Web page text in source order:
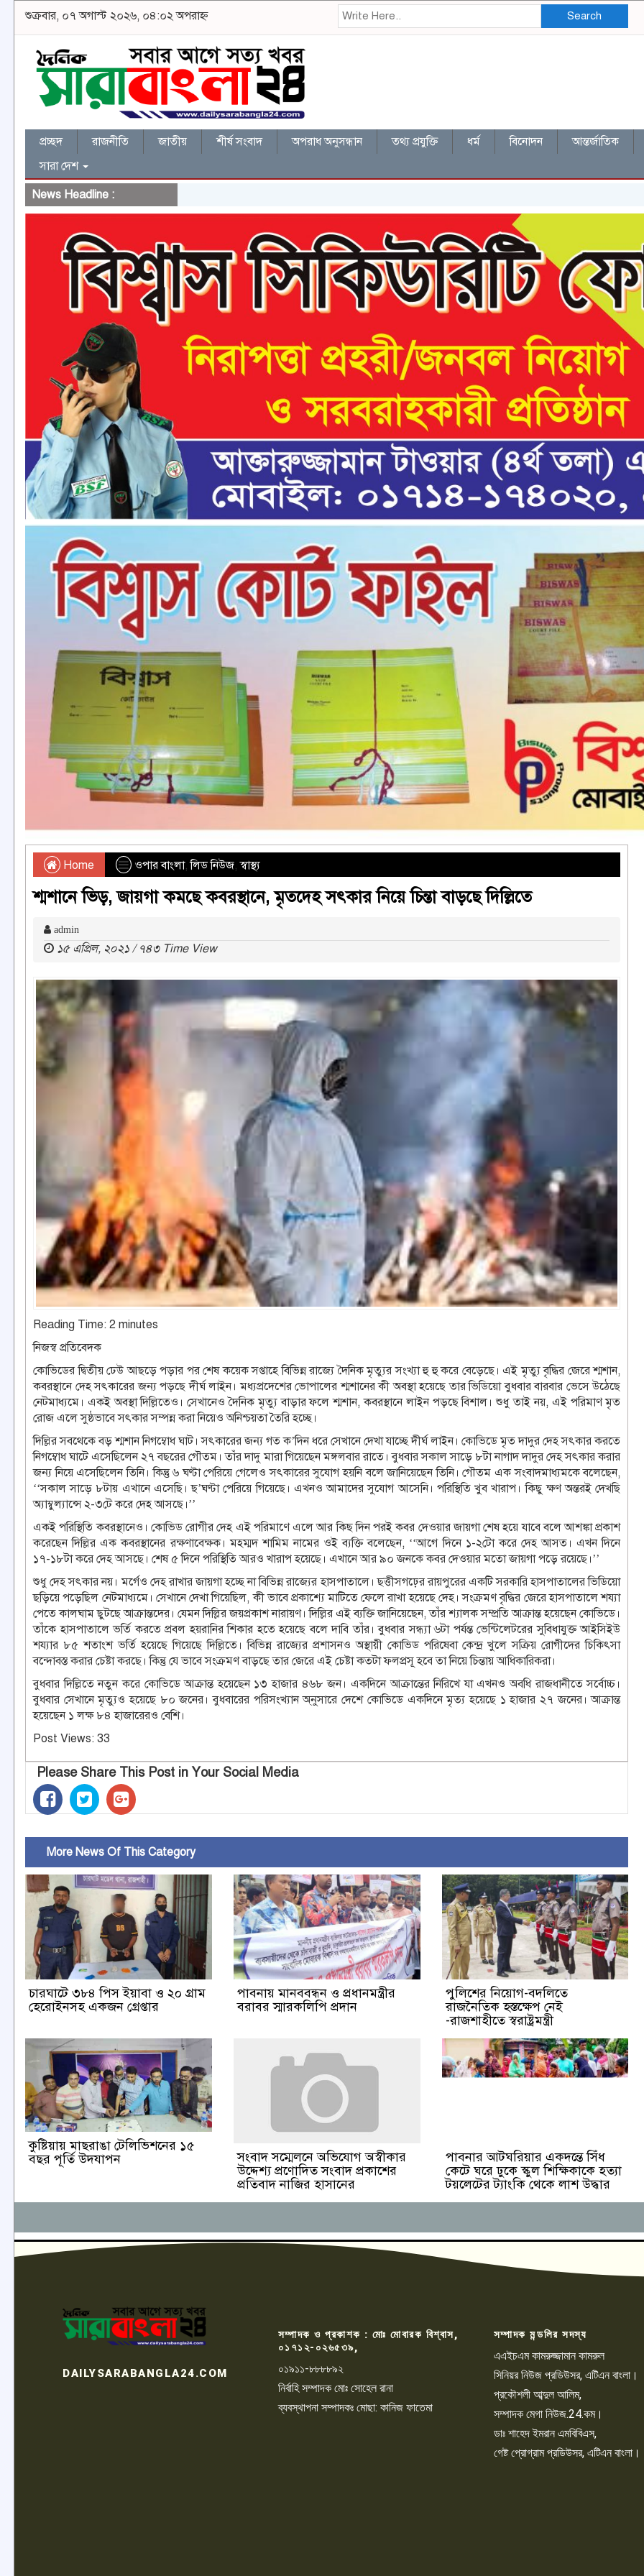
শুক্রবার, ০৭ অগাস্ট ২০২৬, ০৪:০২ অপরাহ্ন Search
প্রচ্ছদ রাজনীতি জাতীয় শীর্ষ সংবাদ অপরাধ অনুসন্ধান তথ্য প্রযুক্তি ধর্ম বিনোদন আন্তর্জাতিক
সারা দেশ
News Headline :
Home ওপার বাংলা,লিড নিউজ,স্বাস্থ্য
শ্মশানে ভিড়, জায়গা কমছে কবরস্থানে, মৃতদেহ সৎকার নিয়ে চিন্তা বাড়ছে দিল্লিতে
admin
১৫ এপ্রিল, ২০২১ / ৭৪৩ Time View
Reading Time: 2 minutes
নিজস্ব প্রতিবেদক
কোভিডের দ্বিতীয় ঢেউ আছড়ে পড়ার পর শেষ কয়েক সপ্তাহে বিভিন্ন রাজ্যে দৈনিক মৃত্যুর সংখ্যা হু হু করে বেড়েছে। এই মৃত্যু বৃদ্ধির জেরে শ্মশান,
কবরস্থানে দেহ সৎকারের জন্য পড়ছে দীর্ঘ লাইন। মধ্যপ্রদেশের ভোপালের শ্মশানের কী অবস্থা হয়েছে তার ভিডিয়ো বুধবার বারবার ভেসে উঠেছে
নেটমাধ্যমে। একই অবস্থা দিল্লিতেও। সেখানেও দৈনিক মৃত্যু বাড়ার ফলে শ্মশান, কবরস্থানে লাইন পড়ছে বিশাল। শুধু তাই নয়, এই পরিমাণ মৃত
রোজ এলে সুষ্ঠভাবে সৎকার সম্পন্ন করা নিয়েও অনিশ্চয়তা তৈরি হচ্ছে।
দিল্লির সবথেকে বড় শ্মশান নিগম্বোধ ঘাট। সৎকারের জন্য গত ক’দিন ধরে সেখানে দেখা যাচ্ছে দীর্ঘ লাইন। কোভিডে মৃত দাদুর দেহ সৎকার করতে
নিগম্বোধ ঘাটে এসেছিলেন ২৭ বছরের গৌতম। তাঁর দাদু মারা গিয়েছেন মঙ্গলবার রাতে। বুধবার সকাল সাড়ে ৮টা নাগাদ দাদুর দেহ সৎকার করার
জন্য নিয়ে এসেছিলেন তিনি। কিন্তু ৬ ঘণ্টা পেরিয়ে গেলেও সৎকারের সুযোগ হয়নি বলে জানিয়েছেন তিনি। গৌতম এক সংবাদমাধ্যমকে বলেছেন,
‘‘সকাল সাড়ে ৮টায় এখানে এসেছি। ছ’ঘণ্টা পেরিয়ে গিয়েছে। এখনও আমাদের সুযোগ আসেনি। পরিস্থিতি খুব খারাপ। কিছু ক্ষণ অন্তরই দেখছি
অ্যাম্বুল্যান্সে ২-৩টে করে দেহ আসছে।’’
একই পরিস্থিতি কবরস্থানেও। কোভিড রোগীর দেহ এই পরিমাণে এলে আর কিছ দিন পরই কবর দেওয়ার জায়গা শেষ হয়ে যাবে বলে আশঙ্কা প্রকাশ
করেছেন দিল্লির এক কবরস্থানের রক্ষণাবেক্ষক। মহম্মদ শামিম নামের ওই ব্যক্তি বলেছেন, ‘‘আগে দিনে ১-২টো করে দেহ আসত। এখন দিনে
১৭-১৮টা করে দেহ আসছে। শেষ ৫ দিনে পরিস্থিতি আরও খারাপ হয়েছে। এখানে আর ৯০ জনকে কবর দেওয়ার মতো জায়গা পড়ে রয়েছে।’’
শুধু দেহ সৎকার নয়। মর্গেও দেহ রাখার জায়গা হচ্ছে না বিভিন্ন রাজ্যের হাসপাতালে। ছত্তীসগঢ়ের রায়পুরের একটি সরকারি হাসপাতালের ভিডিয়ো
ছড়িয়ে পড়েছিল নেটমাধ্যমে। সেখানে দেখা গিয়েছিল, কী ভাবে প্রকাশ্যে মাটিতে ফেলে রাখা হয়েছে দেহ। সংক্রমণ বৃদ্ধির জেরে হাসপাতালে শয্যা
পেতে কালঘাম ছুটছে আক্রান্তদের। যেমন দিল্লির জয়প্রকাশ নারায়ণ। দিল্লির এই ব্যক্তি জানিয়েছেন, তাঁর শ্যালক সম্প্রতি আক্রান্ত হয়েছেন কোভিডে।
তাঁকে হাসপাতালে ভর্তি করতে প্রবল হয়রানির শিকার হতে হয়েছে বলে দাবি তাঁর। বুধবার সন্ধ্যা ৬টা পর্যন্ত ভেন্টিলেটরের সুবিধাযুক্ত আইসিইউ
শয্যার ৮৫ শতাংশ ভর্তি হয়েছে গিয়েছে দিল্লিতে। বিভিন্ন রাজ্যের প্রশাসনও অস্থায়ী কোভিড পরিষেবা কেন্দ্র খুলে সক্রিয় রোগীদের চিকিৎসা
বন্দোবস্ত করার চেষ্টা করছে। কিন্তু যে ভাবে সংক্রমণ বাড়ছে তার জেরে এই চেষ্টা কতটা ফলপ্রসূ হবে তা নিয়ে চিন্তায় আধিকারিকরা।
বুধবার দিল্লিতে নতুন করে কোভিডে আক্রান্ত হয়েছেন ১৩ হাজার ৪৬৮ জন। একদিনে আক্রান্তের নিরিখে যা এখনও অবধি রাজধানীতে সর্বোচ্চ।
বুধবার সেখানে মৃত্যুও হয়েছে ৮০ জনের। বুধবারের পরিসংখ্যান অ্নুসারে দেশে কোভিডে একদিনে মৃত্য হয়েছে ১ হাজার ২৭ জনের। আক্রান্ত
হয়েছেন ১ লক্ষ ৮৪ হাজারেরও বেশি।
Post Views: 33
Please Share This Post in Your Social Media
More News Of This Category
চারঘাটে ৩৮৪ পিস ইয়াবা ও ২০ গ্রাম
হেরোইনসহ একজন গ্রেপ্তার
পাবনায় মানববন্ধন ও প্রধানমন্ত্রীর
বরাবর স্মারকলিপি প্রদান
পুলিশের নিয়োগ-বদলিতে
রাজনৈতিক হস্তক্ষেপ নেই
-রাজশাহীতে স্বরাষ্ট্রমন্ত্রী
কুষ্টিয়ায় মাছরাঙা টেলিভিশনের ১৫
বছর পূর্তি উদযাপন
সংবাদ সম্মেলনে অভিযোগ অস্বীকার
উদ্দেশ্য প্রণোদিত সংবাদ প্রকাশের
প্রতিবাদ নাজির হাসানের
পাবনার আটঘরিয়ার একদন্তে সিঁধ
কেটে ঘরে ঢুকে স্কুল শিক্ষিকাকে হত্যা
টয়লেটের ট্যাংকি থেকে লাশ উদ্ধার
DAILYSARABANGLA24.COM
সম্পাদক ও প্রকাশক : মোঃ মোবারক বিশ্বাস,
০১৭১২-০২৬৫৩৯,
০১৯১১-৮৮৮৮৯২
নির্বাহি সম্পাদক মোঃ সোহেল রানা
ব্যবস্থাপনা সম্পাদকঃ মোছা: কানিজ ফাতেমা
সম্পাদক মন্ডলির সদস্য
এএইচএম কামরুজ্জামান কামরুল
সিনিয়র নিউজ প্রডিউসর, এটিএন বাংলা।
প্রকৌশলী আব্দুল আলিম,
সম্পাদক মেগা নিউজ.24.কম।
ডাঃ শাহেদ ইমরান এমবিবিএস,
গেষ্ট প্রোগ্রাম প্রডিউসর, এটিএন বাংলা।